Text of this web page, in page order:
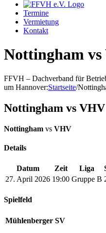
Termine
Vermietung
Kontakt
Nottingham
FFVH – Dachverband für
um Hannover:Startseite/
Nottingham vs VHV
Nottingham vs VHV
Details
Datum Zeit Liga
27. April 2026 19:00 Gruppe B
Spielfeld
Mühlenberger SV